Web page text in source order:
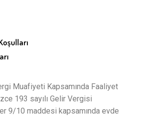
Muafiyeti Kapsamında Faaliyet
193 sayılı Gelir Vergisi
9/10 maddesi kapsamında evde